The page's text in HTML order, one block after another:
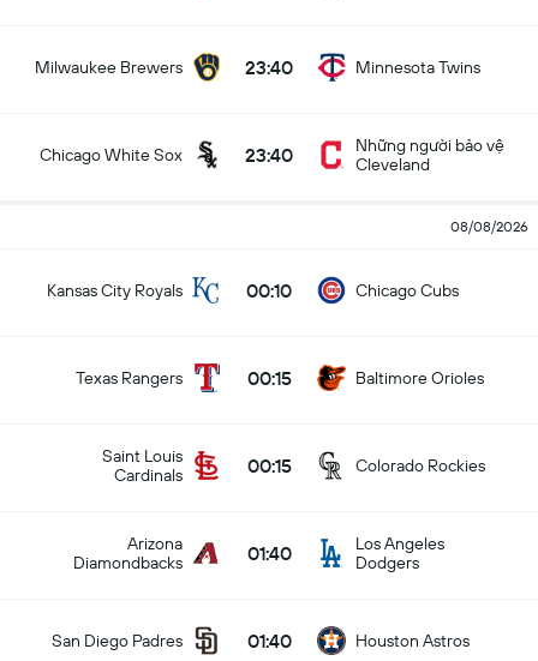
Milwaukee Brewers 23:40 Minnesota Twins
Chicago White Sox 23:40
Những người bảo vệ
Cleveland
08/08/2026
Kansas City Royals 00:10 Chicago Cubs
Texas Rangers 00:15 Baltimore Orioles
Saint Louis
Cardinals
00:15 Colorado Rockies
Arizona
Diamondbacks
01:40
Los Angeles
Dodgers
San Diego Padres 01:40 Houston Astros